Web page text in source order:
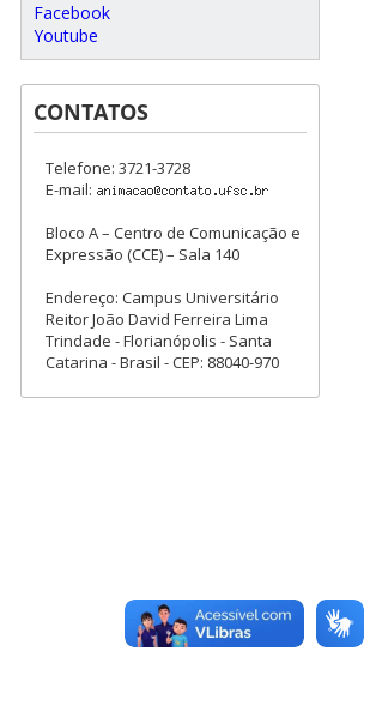
Facebook
Youtube
CONTATOS
Telefone: 3721-3728
E-mail:
Bloco A – Centro de Comunicação e
Expressão (CCE) – Sala 140
Endereço: Campus Universitário
Reitor João David Ferreira Lima
Trindade - Florianópolis - Santa
Catarina - Brasil - CEP: 88040-970